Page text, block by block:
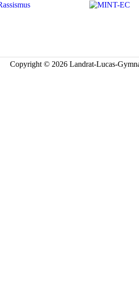
Copyright © 2026 Landrat-Lucas-